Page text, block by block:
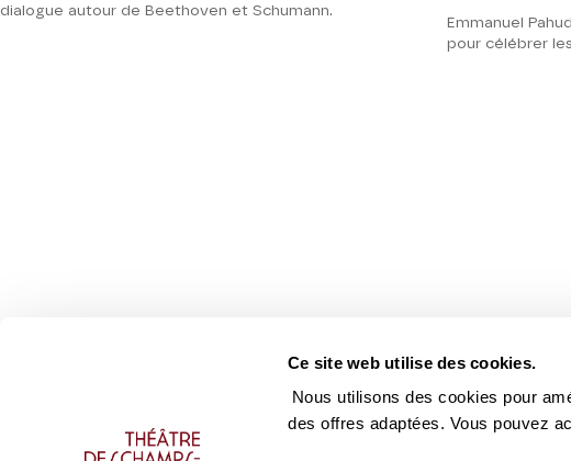
Ce site web utilise des cookies.
Nous utilisons des cookies pour
des offres adaptées. Vous pouvez
dialogue autour de Beethoven et Schumann.
Emmanuel
pour célébrer